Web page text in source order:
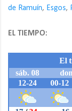
de Ramuín, Esgos,
EL TIEMPO: